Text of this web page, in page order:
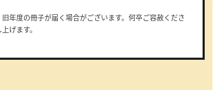
年度の冊子が届く場合がございます。何卒ご容赦くださ
げます。